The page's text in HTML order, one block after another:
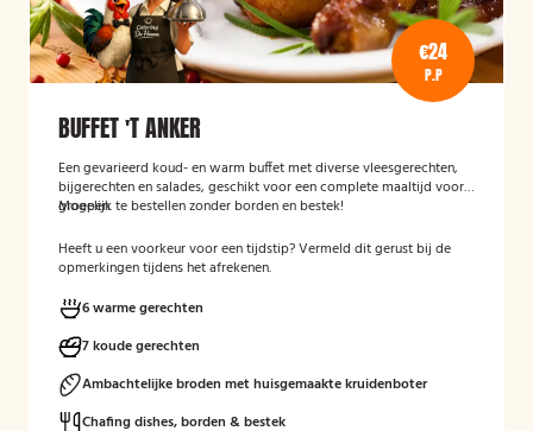
€24
P.P
BUFFET 'T ANKER
Een gevarieerd koud- en warm buffet met diverse vleesgerechten,
bijgerechten en salades, geschikt voor een complete maaltijd voor
groepen.
Mogelijk te bestellen zonder borden en bestek!
Heeft u een voorkeur voor een tijdstip? Vermeld dit gerust bij de
opmerkingen tijdens het afrekenen.
6 warme gerechten
7 koude gerechten
Ambachtelijke broden met huisgemaakte kruidenboter
Chafing dishes, borden & bestek